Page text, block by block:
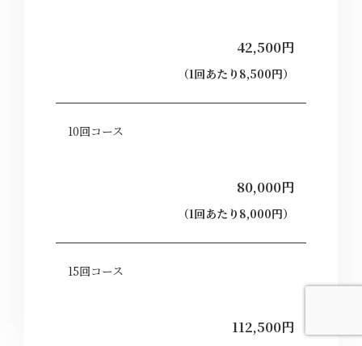
42,500円
（1回あたり8,500円）
10回コース
80,000円
（1回あたり8,000円）
15回コース
112,500円